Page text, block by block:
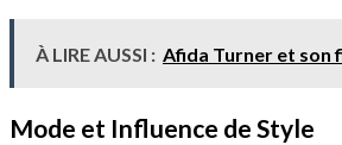
À LIRE AUSSI : Afida Turner et son
Mode et Influence de Style